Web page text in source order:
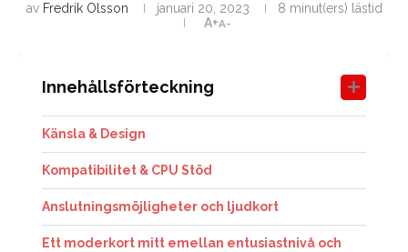
av Fredrik Olsson januari 20, 2023
8 minut(ers) lästid
A+A-
Innehållsförteckning
Känsla & Design
Kompatibilitet & CPU Stöd
Anslutningsmöjligheter och ljudkort
Ett moderkort mitt emellan entusiastnivå och